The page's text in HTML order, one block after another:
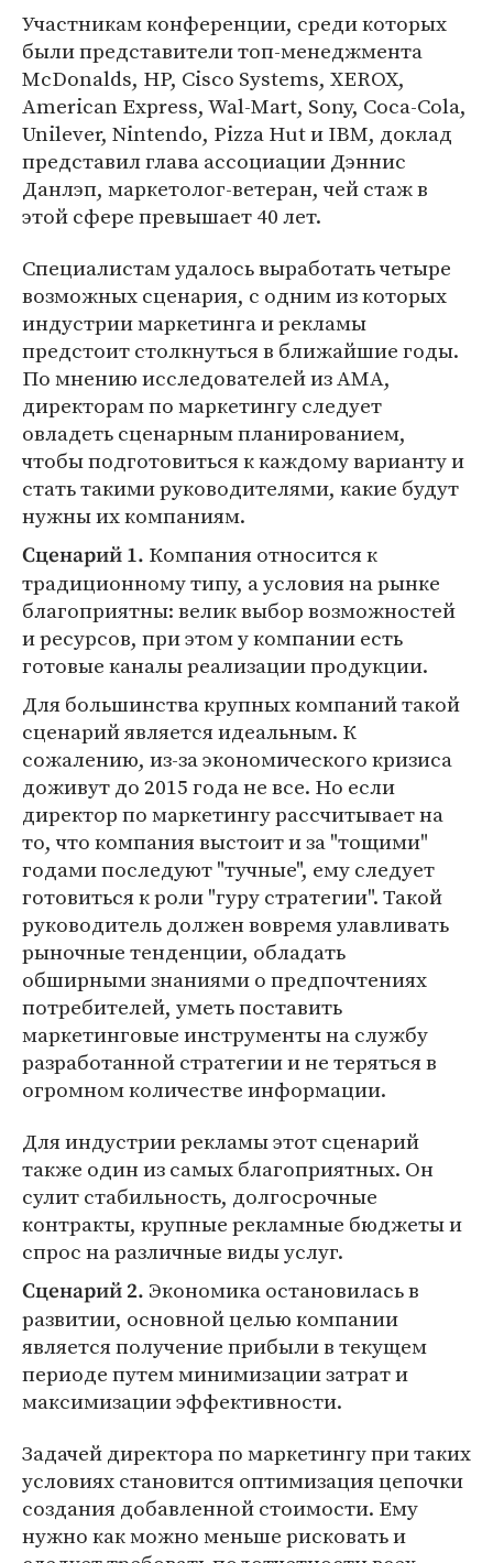
Участникам конференции, среди которых
были представители топ-менеджмента
McDonalds, HP, Cisco Systems, XEROX,
American Express, Wal-Mart, Sony, Coca-Cola,
Unilever, Nintendo, Pizza Hut и IBM, доклад
представил глава ассоциации Дэннис
Данлэп, маркетолог-ветеран, чей стаж в
этой сфере превышает 40 лет.
Специалистам удалось выработать четыре
возможных сценария, с одним из которых
индустрии маркетинга и рекламы
предстоит столкнуться в ближайшие годы.
По мнению исследователей из AMA,
директорам по маркетингу следует
овладеть сценарным планированием,
чтобы подготовиться к каждому варианту и
стать такими руководителями, какие будут
нужны их компаниям.
Сценарий 1. Компания относится к
традиционному типу, а условия на рынке
благоприятны: велик выбор возможностей
и ресурсов, при этом у компании есть
готовые каналы реализации продукции.
Для большинства крупных компаний такой
сценарий является идеальным. К
сожалению, из-за экономического кризиса
доживут до 2015 года не все. Но если
директор по маркетингу рассчитывает на
то, что компания выстоит и за "тощими"
годами последуют "тучные", ему следует
готовиться к роли "гуру стратегии". Такой
руководитель должен вовремя улавливать
рыночные тенденции, обладать
обширными знаниями о предпочтениях
потребителей, уметь поставить
маркетинговые инструменты на службу
разработанной стратегии и не теряться в
огромном количестве информации.
Для индустрии рекламы этот сценарий
также один из самых благоприятных. Он
сулит стабильность, долгосрочные
контракты, крупные рекламные бюджеты и
спрос на различные виды услуг.
Сценарий 2. Экономика остановилась в
развитии, основной целью компании
является получение прибыли в текущем
периоде путем минимизации затрат и
максимизации эффективности.
Задачей директора по маркетингу при таких
условиях становится оптимизация цепочки
создания добавленной стоимости. Ему
нужно как можно меньше рисковать и